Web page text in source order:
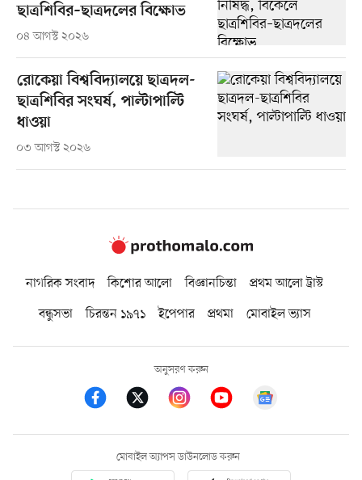
ছাত্রশিবির–ছাত্রদলের বিক্ষোভ
০৪ আগস্ট ২০২৬
রোকেয়া বিশ্ববিদ্যালয়ে ছাত্রদল-
ছাত্রশিবির সংঘর্ষ, পাল্টাপাল্টি
ধাওয়া
০৩ আগস্ট ২০২৬
নাগরিক সংবাদ কিশোর আলো বিজ্ঞানচিন্তা
প্রথম আলো ট্রাস্ট
বন্ধুসভা
চিরন্তন ১৯৭১ ইপেপার প্রথমা মোবাইল ভ্যাস
অনুসরণ করুন
মোবাইল অ্যাপস ডাউনলোড করুন